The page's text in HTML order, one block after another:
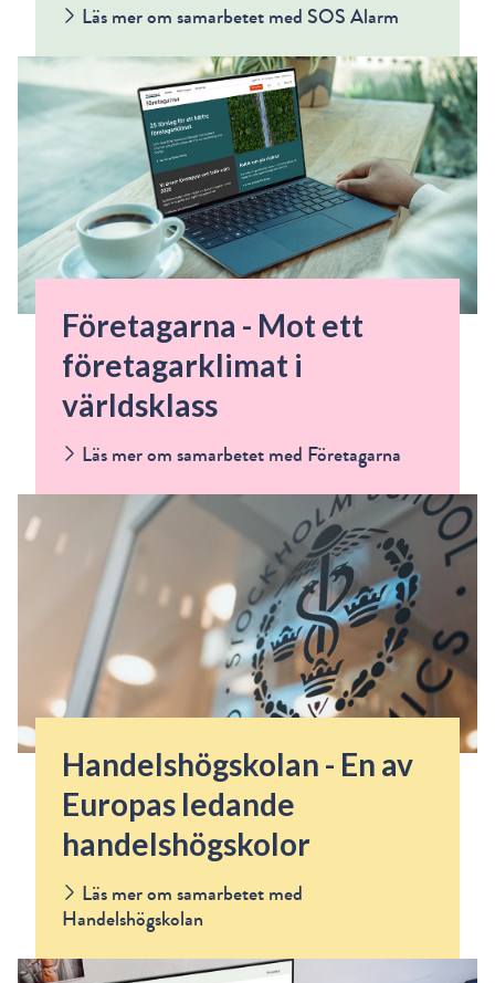
Läs mer om samarbetet med SOS Alarm
Företagarna - Mot ett
företagarklimat i
världsklass
Läs mer om samarbetet med Företagarna
Handelshögskolan - En av
Europas ledande
handelshögskolor
Läs mer om samarbetet med
Handelshögskolan